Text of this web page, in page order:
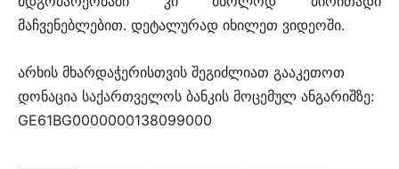
მაჩვენებლებით. დეტალურად იხილეთ ვიდეოში.
არხის მხარდაჭერისთვის შეგიძლიათ გააკეთოთ
დონაცია საქართველოს ბანკის მოცემულ ანგარიშზე:
GE61BG0000000138099000